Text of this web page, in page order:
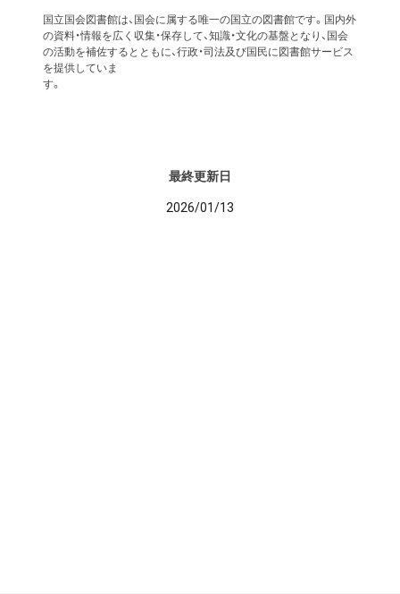
国立国会図書館は、国会に属する唯一の国立の図書館です。国内外
の資料・情報を広く収集・保存して、知識・文化の基盤となり、国会
の活動を補佐するとともに、行政・司法及び国民に図書館サービス
を提供していま
す
最終更新日
2026/01/13